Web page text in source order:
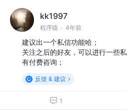
kk1997
程序猿 · 4年前
建议出一个私信功能哈；
关注之后的好友，可以进行一些
有付费咨询；
反馈 & 建议
1